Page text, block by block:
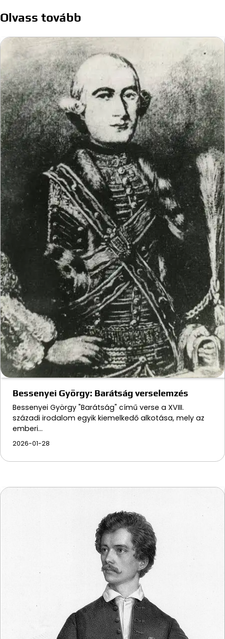
Olvass tovább
Bessenyei György: Barátság verselemzés
Bessenyei György "Barátság" című verse a XVIII.
századi irodalom egyik kiemelkedő alkotása, mely az
emberi…
2026-01-28